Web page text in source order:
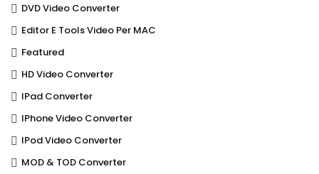
DVD Video Converter
Editor E Tools Video Per MAC
Featured
HD Video Converter
IPad Converter
IPhone Video Converter
IPod Video Converter
MOD & TOD Converter